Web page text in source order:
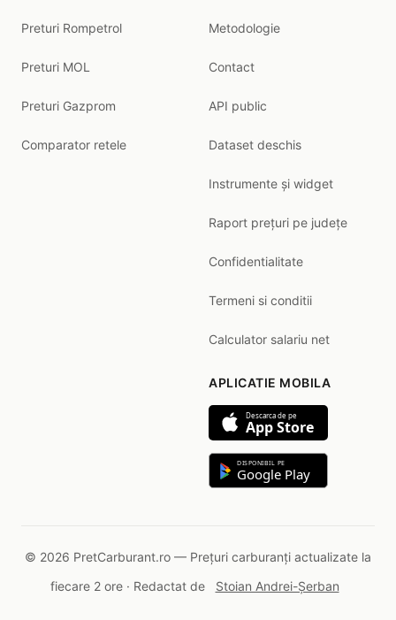
Preturi Rompetrol
Preturi MOL
Preturi Gazprom
Comparator retele
Metodologie
Contact
API public
Dataset deschis
Instrumente și widget
Raport prețuri pe județe
Confidentialitate
Termeni si conditii
Calculator salariu net
APLICATIE MOBILA
Descarca de pe
App Store
DISPONIBIL PE
Google Play
© 2026 PretCarburant.ro — Prețuri carburanți actualizate la
fiecare 2 ore · Redactat de
Stoian Andrei-Șerban